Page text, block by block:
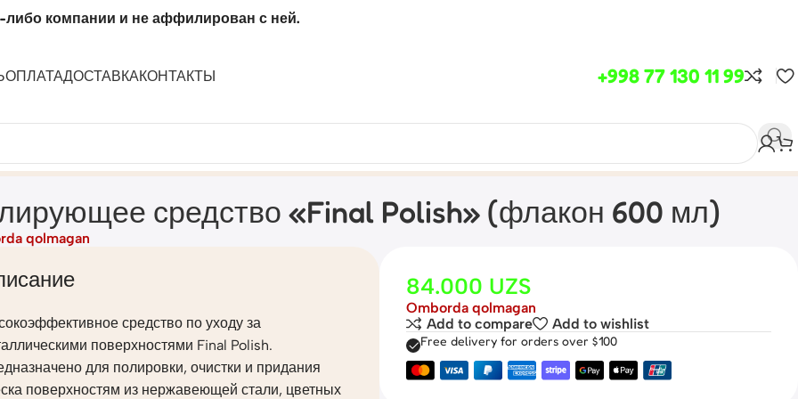
компании и не аффилирован с ней.
ОПЛАТАДОСТАВКАКОНТАКТЫ +998 77 130 11 99
600 мл)
средство «Final Polish» (флакон 600 мл)
qolmagan
средство по уходу за
поверхностями Final Polish.
для полировки, очистки и придания
поверхностям из нержавеющей стали, цветных
84.000 UZS
Omborda qolmagan
Add to compare
Add to wishlist
Free delivery for orders over $100